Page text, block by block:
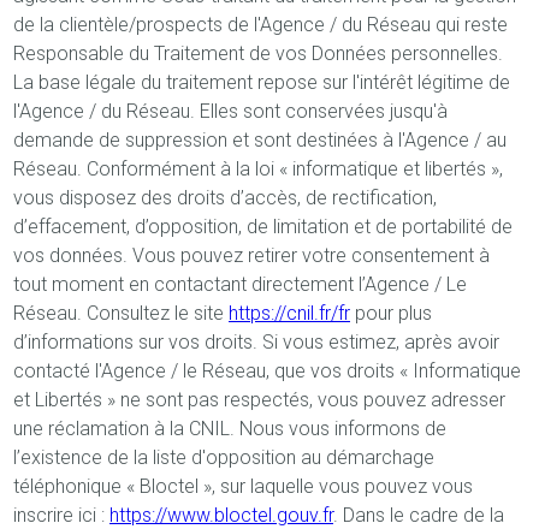
de la clientèle/prospects de l'Agence / du Réseau qui reste
Responsable du Traitement de vos Données personnelles.
La base légale du traitement repose sur l'intérêt légitime de
l'Agence / du Réseau. Elles sont conservées jusqu'à
demande de suppression et sont destinées à l'Agence / au
Réseau. Conformément à la loi « informatique et libertés »,
vous disposez des droits d’accès, de rectification,
d’effacement, d’opposition, de limitation et de portabilité de
vos données. Vous pouvez retirer votre consentement à
tout moment en contactant directement l’Agence / Le
Réseau. Consultez le site https://cnil.fr/fr pour plus
d’informations sur vos droits. Si vous estimez, après avoir
contacté l'Agence / le Réseau, que vos droits « Informatique
et Libertés » ne sont pas respectés, vous pouvez adresser
une réclamation à la CNIL. Nous vous informons de
l’existence de la liste d'opposition au démarchage
téléphonique « Bloctel », sur laquelle vous pouvez vous
inscrire ici : https://www.bloctel.gouv.fr. Dans le cadre de la